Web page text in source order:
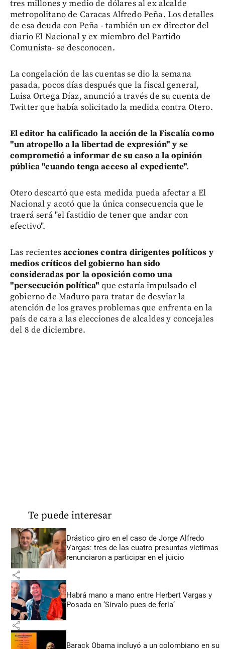
tres millones y medio de dólares al ex alcalde
metropolitano de Caracas Alfredo Peña. Los detalles
de esa deuda con Peña - también un ex director del
diario El Nacional y ex miembro del Partido
Comunista- se desconocen.
La congelación de las cuentas se dio la semana
pasada, pocos días después que la fiscal general,
Luisa Ortega Díaz, anunció a través de su cuenta de
Twitter que había solicitado la medida contra Otero.
El editor ha calificado la acción de la Fiscalía como
"un atropello a la libertad de expresión" y se
comprometió a informar de su caso a la opinión
pública "cuando tenga acceso al expediente".
Otero descartó que esta medida pueda afectar a El
Nacional y acotó que la única consecuencia que le
traerá será "el fastidio de tener que andar con
efectivo".
Las recientesacciones contra dirigentes políticos y
medios críticos del gobierno han sido
consideradas por la oposición como una
"persecución política" que estaría impulsado el
gobierno de Maduro para tratar de desviar la
atención de los graves problemas que enfrenta en la
país de cara a las elecciones de alcaldes y concejales
del 8 de diciembre.
Te puede interesar
Drástico giro en el caso de Jorge Alfredo
Vargas: tres de las cuatro presuntas víctimas
renunciaron a participar en el juicio
share
Habrá mano a mano entre Herbert Vargas y
Posada en ‘Sírvalo pues de feria’
share
Barack Obama incluyó a un colombiano en su